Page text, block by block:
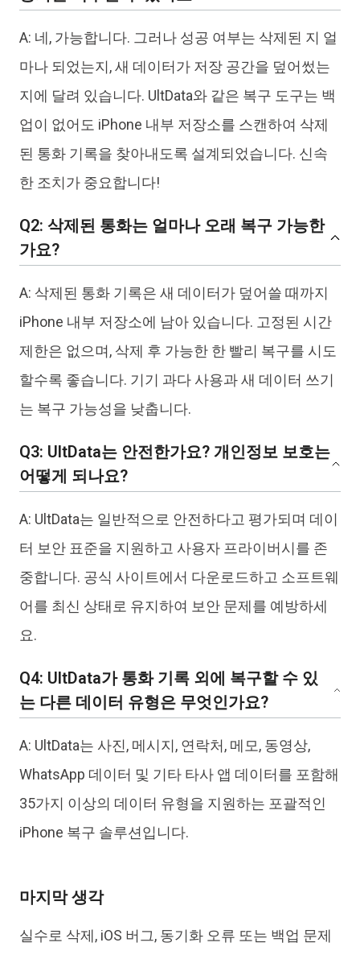
A: 네, 가능합니다. 그러나 성공 여부는 삭제된 지 얼
마나 되었는지, 새 데이터가 저장 공간을 덮어썼는
지에 달려 있습니다. UltData와 같은 복구 도구는 백
업이 없어도 iPhone 내부 저장소를 스캔하여 삭제
된 통화 기록을 찾아내도록 설계되었습니다. 신속
한 조치가 중요합니다!
Q2: 삭제된 통화는 얼마나 오래 복구 가능한
가요?
A: 삭제된 통화 기록은 새 데이터가 덮어쓸 때까지
iPhone 내부 저장소에 남아 있습니다. 고정된 시간
제한은 없으며, 삭제 후 가능한 한 빨리 복구를 시도
할수록 좋습니다. 기기 과다 사용과 새 데이터 쓰기
는 복구 가능성을 낮춥니다.
Q3: UltData는 안전한가요? 개인정보 보호는
어떻게 되나요?
A: UltData는 일반적으로 안전하다고 평가되며 데이
터 보안 표준을 지원하고 사용자 프라이버시를 존
중합니다. 공식 사이트에서 다운로드하고 소프트웨
어를 최신 상태로 유지하여 보안 문제를 예방하세
요.
Q4: UltData가 통화 기록 외에 복구할 수 있
는 다른 데이터 유형은 무엇인가요?
A: UltData는 사진, 메시지, 연락처, 메모, 동영상,
WhatsApp 데이터 및 기타 타사 앱 데이터를 포함해
35가지 이상의 데이터 유형을 지원하는 포괄적인
iPhone 복구 솔루션입니다.
마지막 생각
실수로 삭제, iOS 버그, 동기화 오류 또는 백업 문제